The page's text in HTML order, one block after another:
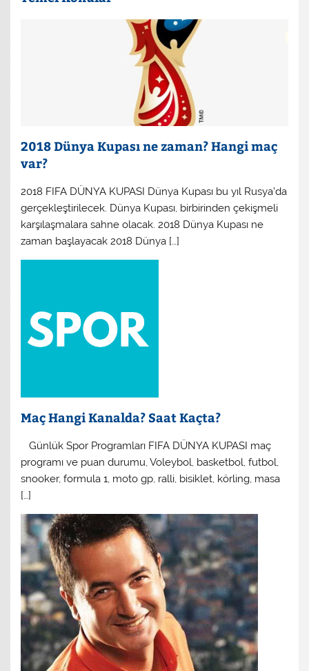
2018 Dünya Kupası ne zaman? Hangi maç
var?
2018 FIFA DÜNYA KUPASI Dünya Kupası bu yıl Rusya’da
gerçekleştirilecek. Dünya Kupası, birbirinden çekişmeli
karşılaşmalara sahne olacak. 2018 Dünya Kupası ne
zaman başlayacak 2018 Dünya […]
Maç Hangi Kanalda? Saat Kaçta?
​ Günlük Spor Programları FIFA DÜNYA KUPASI maç
programı ve puan durumu, Voleybol, basketbol, futbol,
snooker, formula 1, moto gp, ralli, bisiklet, körling, masa
[…]